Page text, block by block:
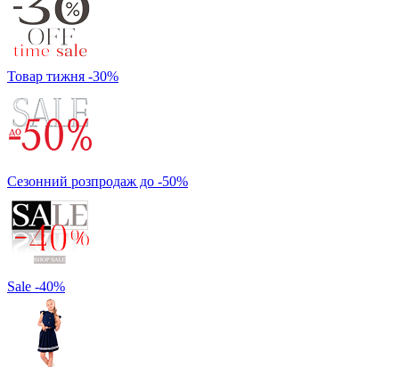
Товар тижня -30%
Сезонний розпродаж до -50%
Sale -40%